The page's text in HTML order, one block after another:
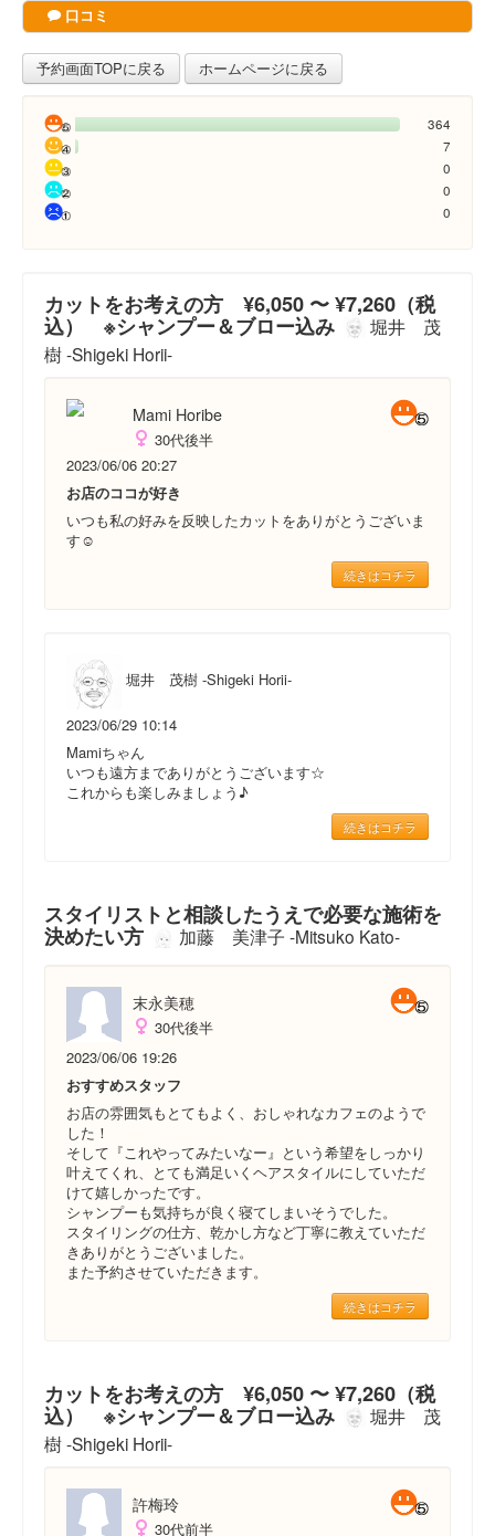
口コミ
予約画面TOPに戻る ホームページに戻る
364
7
0
0
0
カットをお考えの方 ¥6,050 〜 ¥7,260（税
込） ※シャンプー＆ブロー込み
堀井 茂
樹 -Shigeki Horii-
Mami Horibe
30代後半
2023/06/06 20:27
お店のココが好き
いつも私の好みを反映したカットをありがとうございま
す☺
続きはコチラ
堀井 茂樹 -Shigeki Horii-
2023/06/29 10:14
Mamiちゃん
いつも遠方までありがとうございます☆
これからも楽しみましょう♪
続きはコチラ
スタイリストと相談したうえで必要な施術を
決めたい方 加藤 美津子 -Mitsuko Kato-
末永美穂
30代後半
2023/06/06 19:26
おすすめスタッフ
お店の雰囲気もとてもよく、おしゃれなカフェのようで
した！
そして『これやってみたいなー』という希望をしっかり
叶えてくれ、とても満足いくヘアスタイルにしていただ
けて嬉しかったです。
シャンプーも気持ちが良く寝てしまいそうでした。
スタイリングの仕方、乾かし方など丁寧に教えていただ
きありがとうございました。
また予約させていただきます。
続きはコチラ
カットをお考えの方 ¥6,050 〜 ¥7,260（税
込） ※シャンプー＆ブロー込み
堀井 茂
樹 -Shigeki Horii-
許梅玲
30代前半